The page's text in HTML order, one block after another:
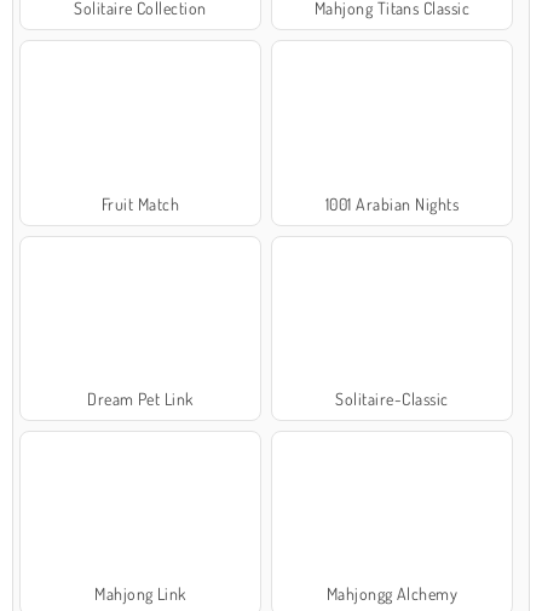
Solitaire Collection Mahjong Titans Classic
Fruit Match 1001 Arabian Nights
Dream Pet Link Solitaire-Classic
Mahjong Link Mahjongg Alchemy